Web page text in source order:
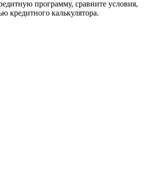
программу, сравните условия,
кредитного калькулятора.